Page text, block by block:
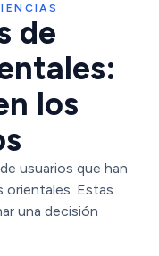
de
los
usuarios que han
orientales. Estas
una decisión